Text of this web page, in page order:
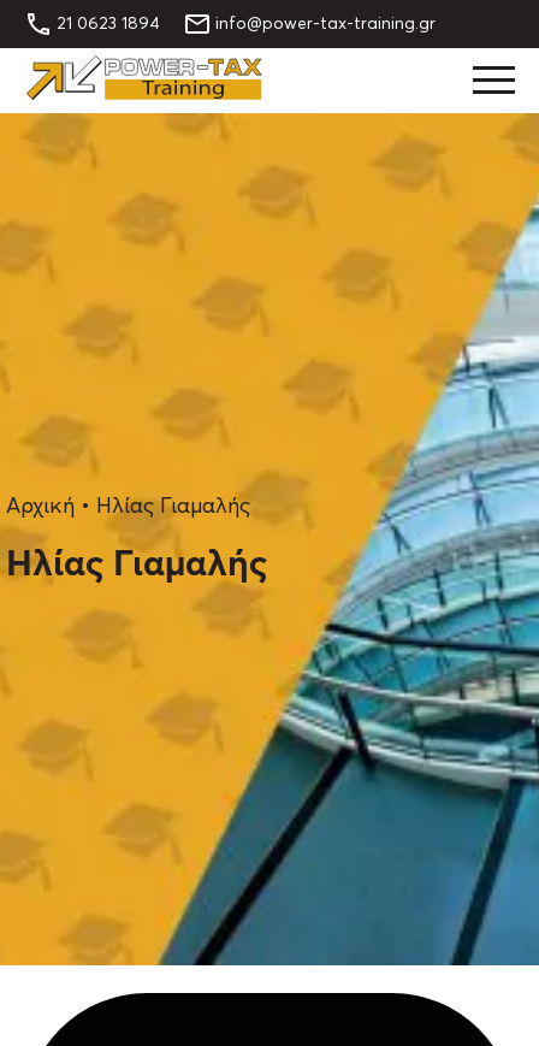
21 0623 1894 info@power-tax-training.gr
Αρχική • Ηλίας Γιαμαλής
Ηλίας Γιαμαλής